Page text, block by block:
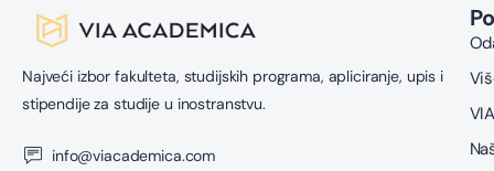
Najveći izbor fakulteta, studijskih programa, apliciranje, upis i
stipendije za studije u inostranstvu.
info@viacademica.com